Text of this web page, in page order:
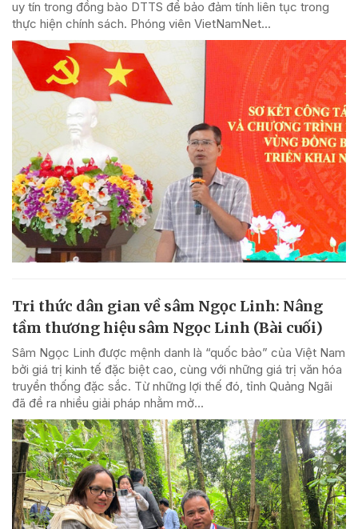
uy tín trong đồng bào DTTS để bảo đảm tính liên tục trong
thực hiện chính sách. Phóng viên VietNamNet...
Tri thức dân gian về sâm Ngọc Linh: Nâng
tầm thương hiệu sâm Ngọc Linh (Bài cuối)
Sâm Ngọc Linh được mệnh danh là “quốc bảo” của Việt Nam
bởi giá trị kinh tế đặc biệt cao, cùng với những giá trị văn hóa
truyền thống đặc sắc. Từ những lợi thế đó, tỉnh Quảng Ngãi
đã đề ra nhiều giải pháp nhằm mở...